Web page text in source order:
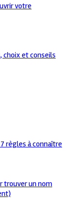
votre
choix et conseils
règles à connaître
trouver un nom